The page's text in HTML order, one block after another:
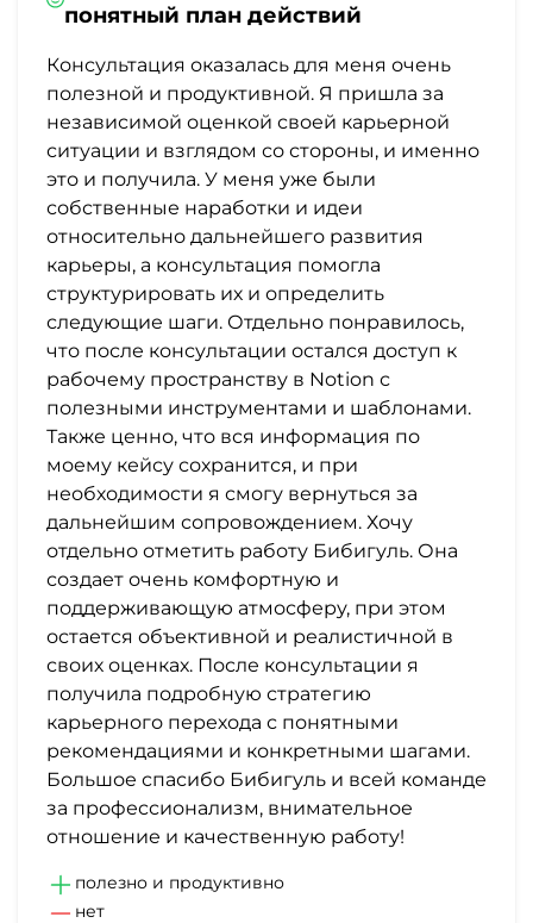
понятный план действий
Консультация оказалась для меня очень
полезной и продуктивной. Я пришла за
независимой оценкой своей карьерной
ситуации и взглядом со стороны, и именно
это и получила. У меня уже были
собственные наработки и идеи
относительно дальнейшего развития
карьеры, а консультация помогла
структурировать их и определить
следующие шаги. Отдельно понравилось,
что после консультации остался доступ к
рабочему пространству в Notion с
полезными инструментами и шаблонами.
Также ценно, что вся информация по
моему кейсу сохранится, и при
необходимости я смогу вернуться за
дальнейшим сопровождением. Хочу
отдельно отметить работу Бибигуль. Она
создает очень комфортную и
поддерживающую атмосферу, при этом
остается объективной и реалистичной в
своих оценках. После консультации я
получила подробную стратегию
карьерного перехода с понятными
рекомендациями и конкретными шагами.
Большое спасибо Бибигуль и всей команде
за профессионализм, внимательное
отношение и качественную работу!
полезно и продуктивно
нет